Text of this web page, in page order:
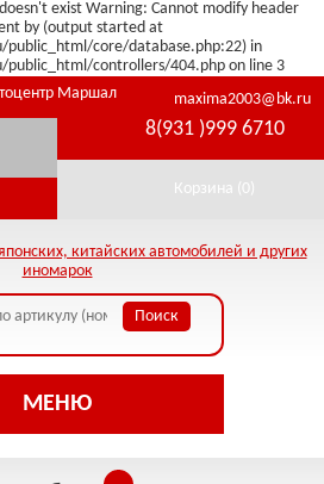
exist Warning: Cannot modify header
by (output started at
core/database.php:22) in
controllers/404.php on line 3
Маршал
maxima2003@bk.ru
8(931 )999 6710
Корзина (0)
МЕНЮ